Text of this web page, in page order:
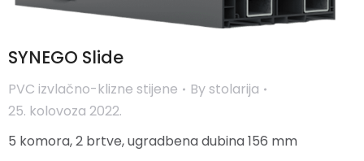
SYNEGO Slide
PVC izvlačno-klizne stijene Bystolarija
25. kolovoza 2022.
5 komora, 2 brtve, ugradbena dubina 156 mm